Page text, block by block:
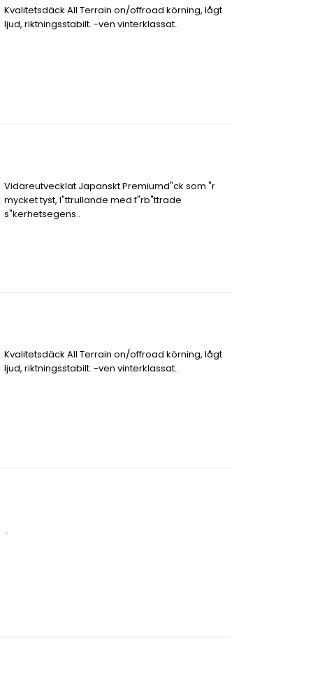
Kvalitetsdäck All Terrain on/offroad körning, lågt
ljud, riktningsstabilt. -ven vinterklassat..
Vidareutvecklat Japanskt Premiumd"ck som "r
mycket tyst, l"ttrullande med f"rb"ttrade
s"kerhetsegens..
Kvalitetsdäck All Terrain on/offroad körning, lågt
ljud, riktningsstabilt. -ven vinterklassat..
..